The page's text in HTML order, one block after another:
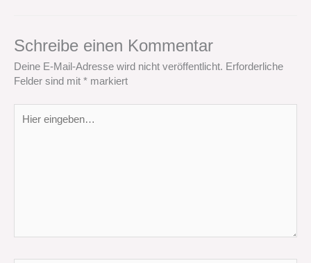
Schreibe einen Kommentar
Deine E-Mail-Adresse wird nicht veröffentlicht. Erforderliche
Felder sind mit * markiert
eingeben…